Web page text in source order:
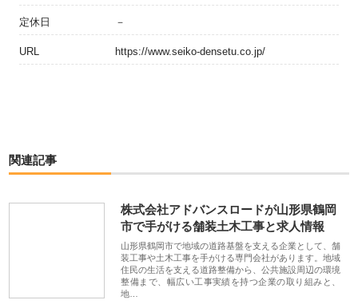
定休日 －
URL https://www.seiko-densetu.co.jp/
関連記事
株式会社アドバンスロードが山形県鶴岡
市で手がける舗装土木工事と求人情報
山形県鶴岡市で地域の道路基盤を支える企業として、舗
装工事や土木工事を手がける専門会社があります。地域
住民の生活を支える道路整備から、公共施設周辺の環境
整備まで、幅広い工事実績を持つ企業の取り組みと、
地…